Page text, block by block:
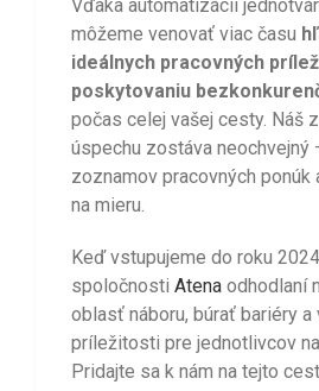
Vďaka automatizácii
môžeme venovať viac času
ideálnych pracovných
poskytovaniu
počas celej vašej cesty. Náš
úspechu zostáva neochvejný
zoznamov pracovných ponúk
na mieru.
Keď vstupujeme do roku
spoločnosti Atena odhodlaní
oblasť náboru, búrať bariéry a
príležitosti pre jednotlivcov
Pridajte sa k nám na tejto